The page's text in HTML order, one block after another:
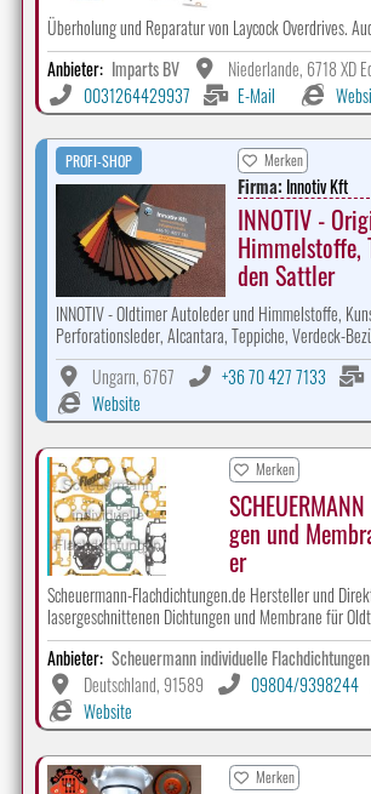
Überholung und Reparatur von Laycock Overdrives.
Anbieter: Imparts BV
Niederlande, 6718 XD
0031264429937
E-Mail
PROFI-SHOP Merken
Firma: Innotiv Kft
INNOTIV -
Himmelstoffe,
den Sattler
INNOTIV - Oldtimer Autoleder und Himmelstoffe,
Perforationsleder, Alcantara, Teppiche, Verdeck-
Ungarn, 6767
+36 70 427 7133
Website
Merken
gen und
er
Scheuermann-Flachdichtungen.de Hersteller und
lasergeschnittenen Dichtungen und Membrane für
Anbieter: Scheuermann individuelle Flachdichtungen
Deutschland, 91589
09804/9398244
Website
Merken